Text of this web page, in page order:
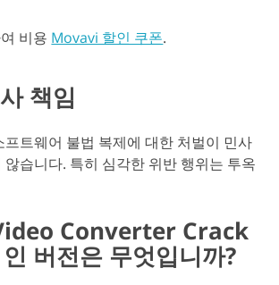
비용 Movavi 할인 쿠폰.
책임
프트웨어 불법 복제에 대한 처벌이 민사
않습니다. 특히 심각한 위반 행위는 투옥
Converter Crack
버전은 무엇입니까?